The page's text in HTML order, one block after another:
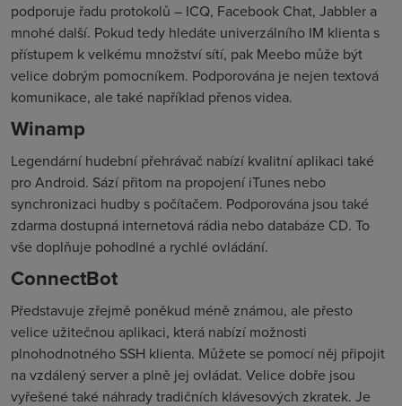
podporuje řadu protokolů – ICQ, Facebook Chat, Jabbler a
mnohé další. Pokud tedy hledáte univerzálního IM klienta s
přístupem k velkému množství sítí, pak Meebo může být
velice dobrým pomocníkem. Podporována je nejen textová
komunikace, ale také například přenos videa.
Winamp
Legendární hudební přehrávač nabízí kvalitní aplikaci také
pro Android. Sází přitom na propojení iTunes nebo
synchronizaci hudby s počítačem. Podporována jsou také
zdarma dostupná internetová rádia nebo databáze CD. To
vše doplňuje pohodlné a rychlé ovládání.
ConnectBot
Představuje zřejmě poněkud méně známou, ale přesto
velice užitečnou aplikaci, která nabízí možnosti
plnohodnotného SSH klienta. Můžete se pomocí něj připojit
na vzdálený server a plně jej ovládat. Velice dobře jsou
vyřešené také náhrady tradičních klávesových zkratek. Je